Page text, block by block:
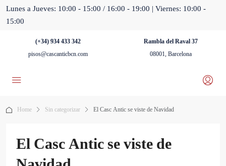
Lunes a Jueves: 10:00 - 15:00 / 16:00 - 19:00 | Viernes: 10:00 -
15:00
(+34) 934 433 342
pisos@cascanticbcn.com
Rambla del Raval 37
08001, Barcelona
Home Sin categorizar El Casc Antic se viste de Navidad
El Casc Antic se viste de